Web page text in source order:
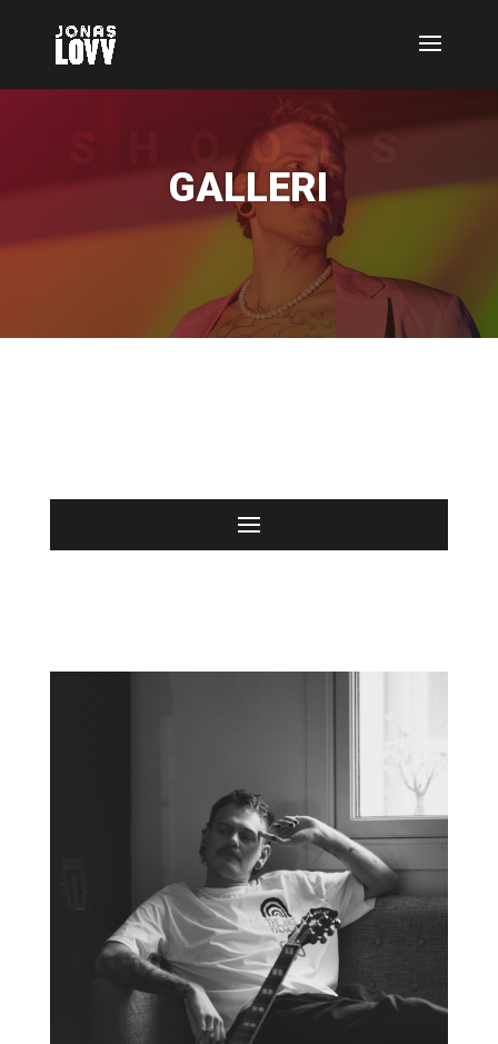
SHOOTS
GALLERI